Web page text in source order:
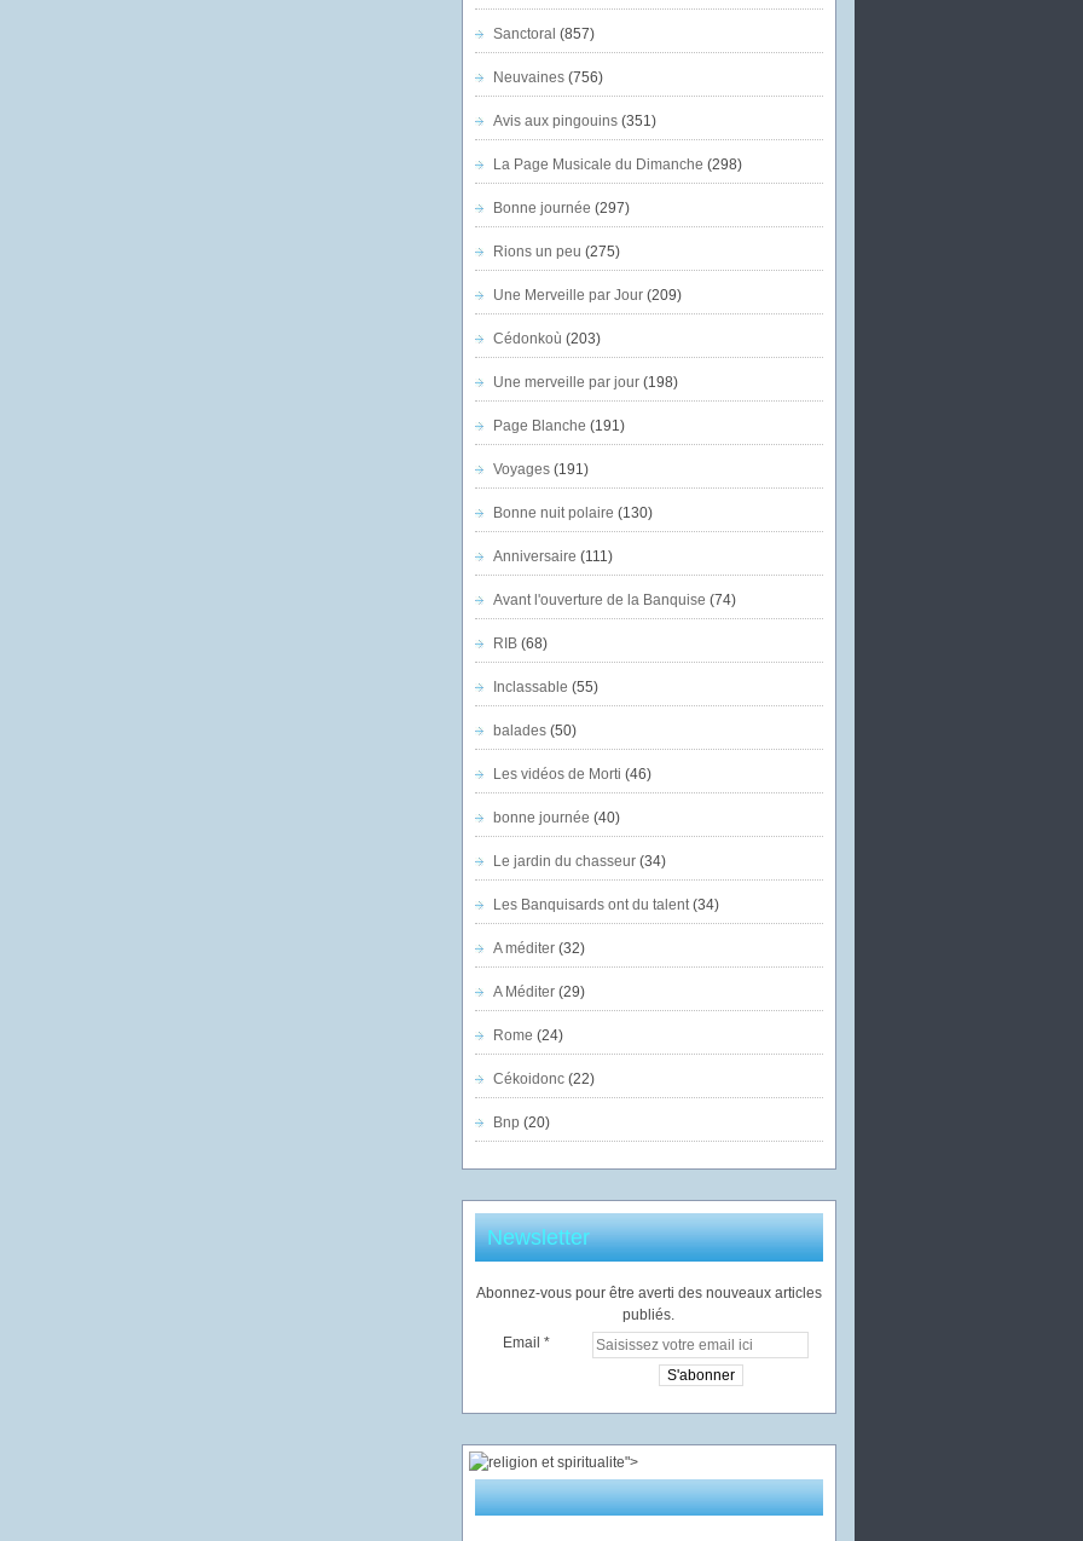
Sanctoral (857)
Neuvaines(756)
Avis aux pingouins(351)
La Page Musicale du Dimanche (298)
Bonne journée (297)
Rions un peu (275)
Une Merveille par Jour(209)
Cédonkoù (203)
Une merveille par jour(198)
Page Blanche (191)
Voyages(191)
Bonne nuit polaire (130)
Anniversaire (111)
Avant l'ouverture de la Banquise (74)
RIB(68)
Inclassable (55)
balades(50)
Les vidéos de Morti (46)
bonne journée (40)
Le jardin du chasseur(34)
Les Banquisards ont du talent(34)
A méditer(32)
A Méditer(29)
Rome (24)
Cékoidonc(22)
Bnp (20)
Newsletter
Abonnez-vous pour être averti des nouveaux articles
publiés.
Email
">